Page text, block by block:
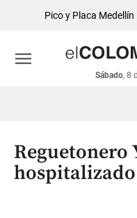
económicos
Colombia
Pico y Placa Medellín
Sábado, 8
menu
Reguetonero